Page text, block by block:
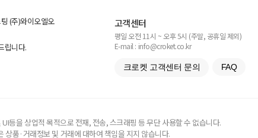
(주)와이오엘오
립니다.
고객센터
평일 오전 11시 ~ 오후 5시 (주말, 공휴일 제외)
E-mail : info@croket.co.kr
크로켓 고객센터 문의 FAQ
등을 상업적 목적으로 전재, 전송, 스크래핑 등 무단 사용할 수 없습니다.
품·거래정보 및 거래에 대하여 책임을 지지 않습니다.